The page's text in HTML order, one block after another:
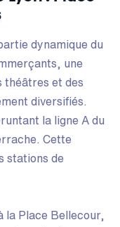
dynamique du
une
théâtres et des
diversifiés.
la ligne A du
Cette
stations de
la Place Bellecour,